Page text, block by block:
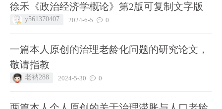
徐禾《政治经济学概论》第2版可复制文字版
y561370407 2024-6-5 0
一篇本人原创的治理老龄化问题的研究论文，
敬请指教
老衲288 2024-5-30 0